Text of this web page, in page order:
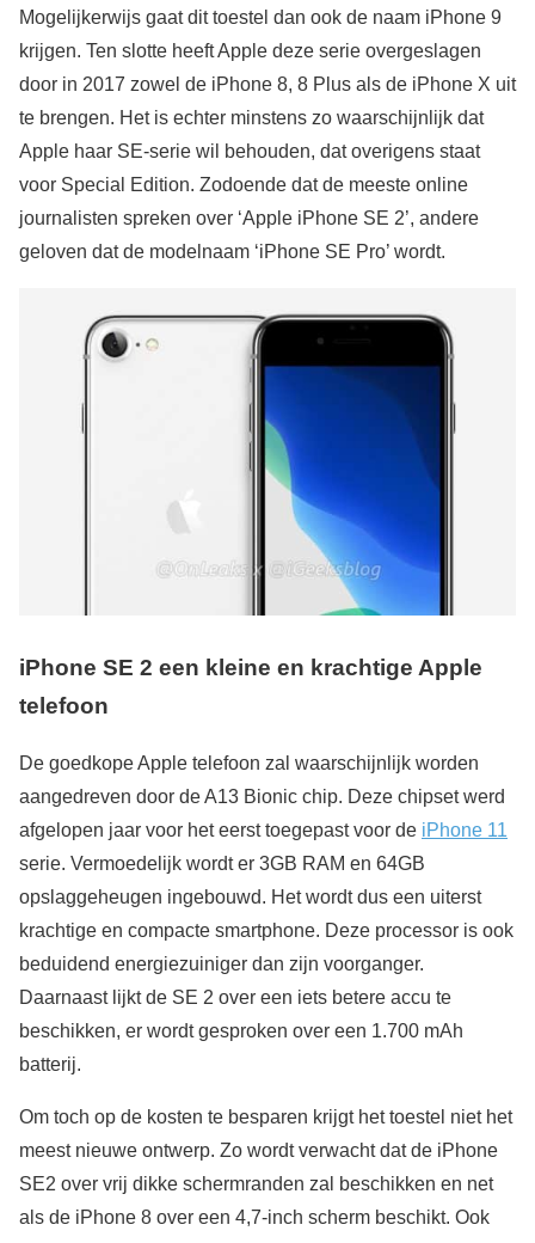
Mogelijkerwijs gaat dit toestel dan ook de naam iPhone 9
krijgen. Ten slotte heeft Apple deze serie overgeslagen
door in 2017 zowel de iPhone 8, 8 Plus als de iPhone X uit
te brengen. Het is echter minstens zo waarschijnlijk dat
Apple haar SE-serie wil behouden, dat overigens staat
voor Special Edition. Zodoende dat de meeste online
journalisten spreken over ‘Apple iPhone SE 2’, andere
geloven dat de modelnaam ‘iPhone SE Pro’ wordt.
iPhone SE 2 een kleine en krachtige Apple
telefoon
De goedkope Apple telefoon zal waarschijnlijk worden
aangedreven door de A13 Bionic chip. Deze chipset werd
afgelopen jaar voor het eerst toegepast voor de iPhone 11
serie. Vermoedelijk wordt er 3GB RAM en 64GB
opslaggeheugen ingebouwd. Het wordt dus een uiterst
krachtige en compacte smartphone. Deze processor is ook
beduidend energiezuiniger dan zijn voorganger.
Daarnaast lijkt de SE 2 over een iets betere accu te
beschikken, er wordt gesproken over een 1.700 mAh
batterij.
Om toch op de kosten te besparen krijgt het toestel niet het
meest nieuwe ontwerp. Zo wordt verwacht dat de iPhone
SE2 over vrij dikke schermranden zal beschikken en net
als de iPhone 8 over een 4,7-inch scherm beschikt. Ook